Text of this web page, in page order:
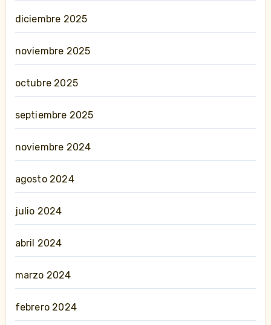
diciembre 2025
noviembre 2025
octubre 2025
septiembre 2025
noviembre 2024
agosto 2024
julio 2024
abril 2024
marzo 2024
febrero 2024